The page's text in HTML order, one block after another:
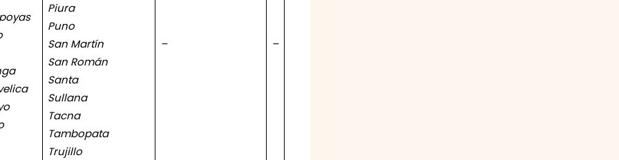
Piura
Puno
San Martín
San Román
Santa
Sullana
Tacna
Tambopata
Trujillo
– –